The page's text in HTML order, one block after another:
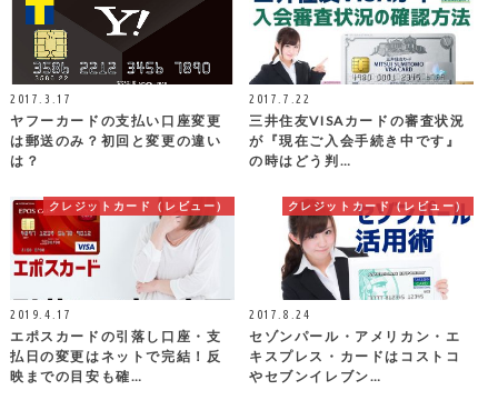
2017.3.17
ヤフーカードの支払い口座変更
は郵送のみ？初回と変更の違い
は？
2017.7.22
三井住友VISAカードの審査状況
が『現在ご入会手続き中です』
の時はどう判…
クレジットカード（レビュー）
2019.4.17
エポスカードの引落し口座・支
払日の変更はネットで完結！反
映までの目安も確…
クレジットカード（レビュー）
2017.8.24
セゾンパール・アメリカン・エ
キスプレス・カードはコストコ
やセブンイレブン…